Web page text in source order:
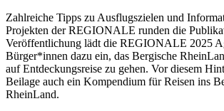
Zahlreiche Tipps zu Ausflugszielen und
Projekten der REGIONALE runden die
Veröffentlichung lädt die REGIONALE 2025
Bürger*innen dazu ein, das Bergische
auf Entdeckungsreise zu gehen. Vor diesem
Beilage auch ein Kompendium für Reisen ins
RheinLand.